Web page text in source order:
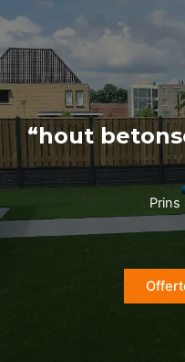
naar
de
inhoud
“hout